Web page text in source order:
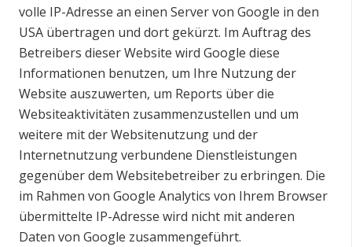
volle IP-Adresse an einen Server von Google in den
USA übertragen und dort gekürzt. Im Auftrag des
Betreibers dieser Website wird Google diese
Informationen benutzen, um Ihre Nutzung der
Website auszuwerten, um Reports über die
Websiteaktivitäten zusammenzustellen und um
weitere mit der Websitenutzung und der
Internetnutzung verbundene Dienstleistungen
gegenüber dem Websitebetreiber zu erbringen. Die
im Rahmen von Google Analytics von Ihrem Browser
übermittelte IP-Adresse wird nicht mit anderen
Daten von Google zusammengeführt.